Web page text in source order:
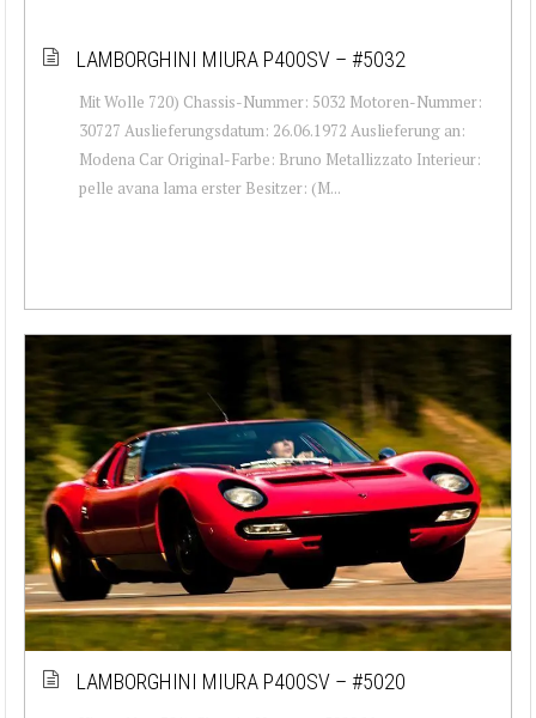
LAMBORGHINI MIURA P400SV – #5032
Mit Wolle 720) Chassis-Nummer: 5032 Motoren-Nummer:
30727 Auslieferungsdatum: 26.06.1972 Auslieferung an:
Modena Car Original-Farbe: Bruno Metallizzato Interieur:
pelle avana lama erster Besitzer: (M...
LAMBORGHINI MIURA P400SV – #5020